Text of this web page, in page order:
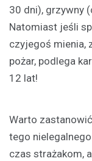
30 dni), grzywny
Natomiast jeśli
czyjegoś mienia,
pożar, podlega
12 lat!
Warto
tego
czas strażakom,